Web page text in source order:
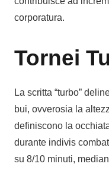
corporatura.
Tornei
La scritta “turbo”
bui, ovverosia la
definiscono la
durante indivis
su 8/10 minuti,